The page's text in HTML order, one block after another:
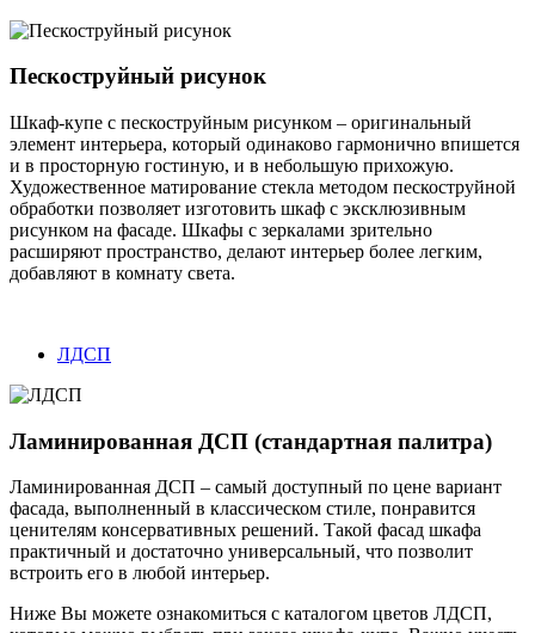
Пескоструйный рисунок
Шкаф-купе с пескоструйным рисунком – оригинальный
элемент интерьера, который одинаково гармонично впишется
и в просторную гостиную, и в небольшую прихожую.
Художественное матирование стекла методом пескоструйной
обработки позволяет изготовить шкаф с эксклюзивным
рисунком на фасаде. Шкафы с зеркалами зрительно
расширяют пространство, делают интерьер более легким,
добавляют в комнату света.
ЛДСП
Ламинированная ДСП (стандартная палитра)
Ламинированная ДСП – самый доступный по цене вариант
фасада, выполненный в классическом стиле, понравится
ценителям консервативных решений. Такой фасад шкафа
практичный и достаточно универсальный, что позволит
встроить его в любой интерьер.
Ниже Вы можете ознакомиться с каталогом цветов ЛДСП,